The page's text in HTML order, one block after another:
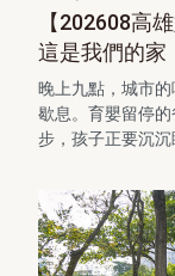
【202608高
這是我們的家
晚上九點，城市
歇息。育嬰留停
步，孩子正要沉沉